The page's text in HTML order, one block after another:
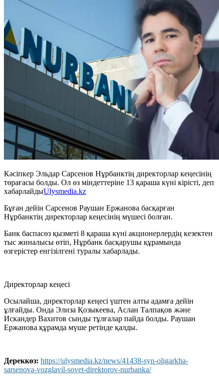
Кәсіпкер Эльдар Сарсенов Нұрбанктің директорлар кеңесінің
төрағасы болды. Ол өз міндеттеріне 13 қараша күні кірісті, деп
хабарлайдыUlysmedia.kz
Бұған дейін Сарсенов Раушан Ержанова басқарған
Нұрбанктің директорлар кеңесінің мүшесі болған.
Банк баспасөз қызметі 8 қараша күні акционерлердің кезектен
тыс жиналысы өтіп, Нұрбанк басқарушы құрамында
өзгерістер енгізілгені туралы хабарлады.
Директорлар кеңесі
Осылайша, директорлар кеңесі үштен алты адамға дейін
ұлғайды. Онда Элиза Қозыкеева, Аслан Талпақов және
Искандер Вахитов сынды тұлғалар пайда болды. Раушан
Ержанова құрамда мүше ретінде қалды.
Дереккөз: https://ulysmedia.kz/news/41438-syn-oligarkha-
sarsenova-vozglavil-sovet-direktorov-nurbanka/